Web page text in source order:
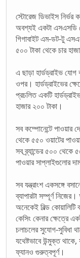
স্টোরেজ ডিভাইস নির্ভর
অবশ্যই একটা এসএসডি
গিগাবাইট এম-ডট-টু
৫০০ টাকা থেকে চার
এ ছাড়া হার্ডড্রাইভ যোগ
ওপর। হার্ডড্রাইভের
প্রচলিত একটি
হাজার ২০০ টাকা।
সব কম্পোনেন্টে পাওয়ার
থেকে ৫৫০ ওয়াটের
সব ব্র্যান্ডের ৫০০
পাওয়ার সাপ্লাইগুলোর
সব যন্ত্রাংশ একসঙ্গে
ব্যাপারটা সম্পূর্ণ
অনেকেই বিল্ড
কেসিং কেনার ক্ষেত্রে
চলাচলের সুযোগ-সুবিধা
যথেষ্টভাবে উন্মুক্ত
ফ্যানও গুরুত্বপূর্ণ।